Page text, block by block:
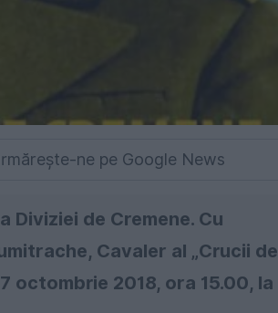
ne pe Google News
Diviziei de Cremene. Cu
Cavaler al „Crucii de
octombrie 2018, ora 15.00, la